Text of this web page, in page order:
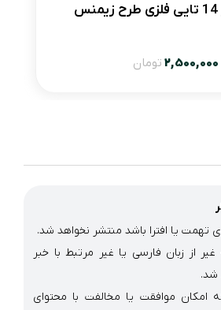
2,500,000 تومان
تهمت یا افترا باشد منتشر نخواهد شد.
از زبان فارسی یا غیر مرتبط با خبر
شد.
امکان موافقت یا مخالفت با محتوای